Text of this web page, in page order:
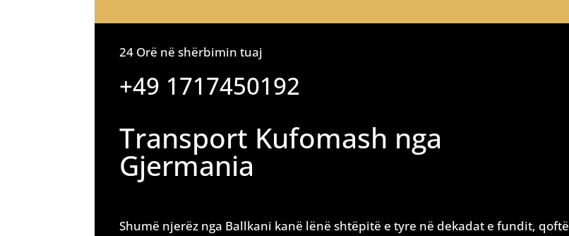
24 Orë në shërbimin tuaj
+49 1717450192
Transport Kufomash nga
Gjermania
Shumë njerëz nga Ballkani kanë lënë shtëpitë e tyre në dekadat e fundit, qoftë